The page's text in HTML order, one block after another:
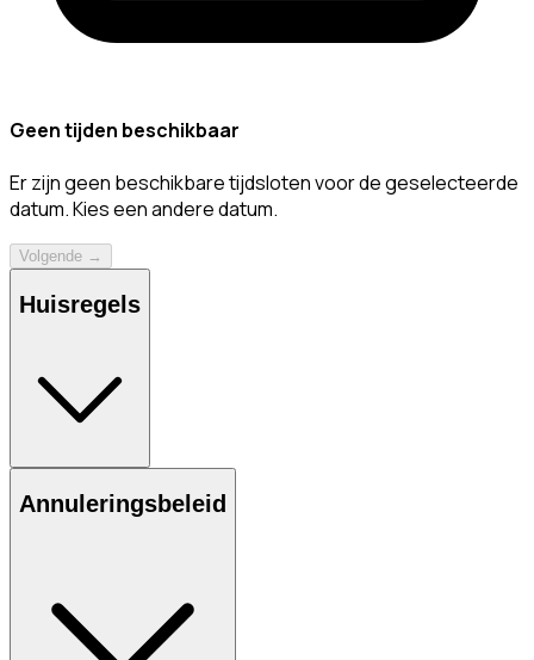
Geen tijden beschikbaar
Er zijn geen beschikbare tijdsloten voor de geselecteerde
datum. Kies een andere datum.
Volgende →
Huisregels
Annuleringsbeleid